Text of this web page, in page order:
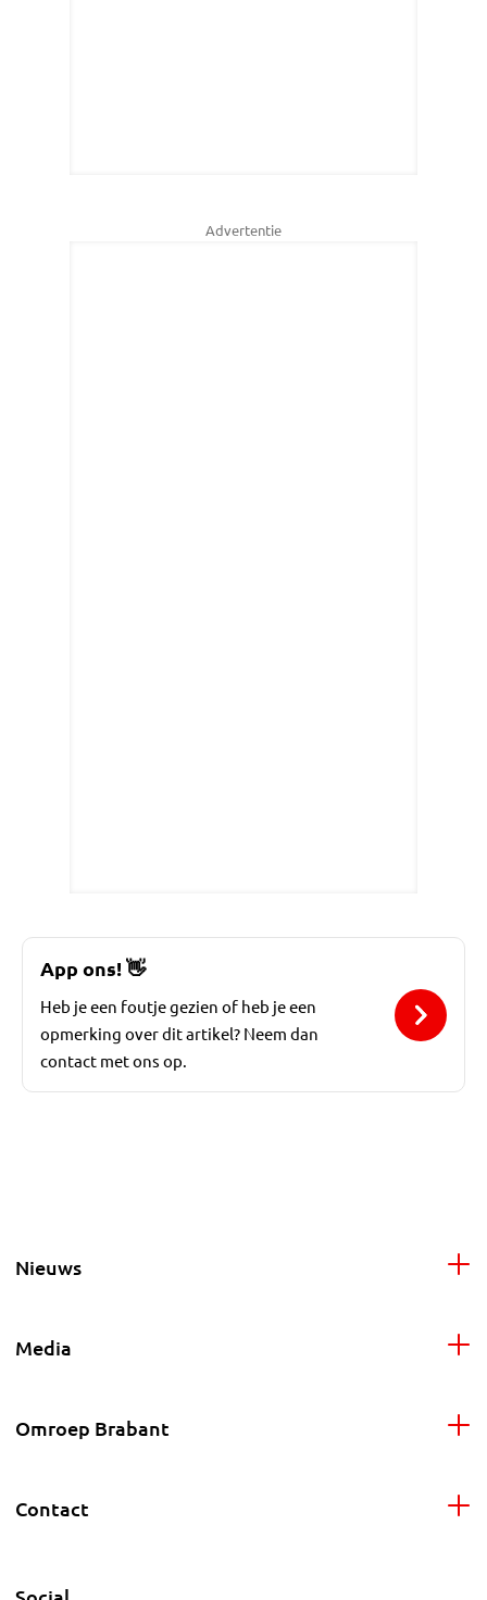
Advertentie
App ons!👋
Heb je een foutje gezien of heb je een
opmerking over dit artikel? Neem dan
contact met ons op.
Nieuws
Media
Omroep Brabant
Contact